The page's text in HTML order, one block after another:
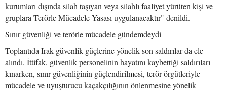
kurumları dışında silah taşıyan veya silahlı faaliyet yürüten kişi ve
gruplara Terörle Mücadele Yasası uygulanacaktır" denildi.
Sınır güvenliği ve terörle mücadele gündemdeydi
Toplantıda Irak güvenlik güçlerine yönelik son saldırılar da ele
alındı. İttifak, güvenlik personelinin hayatını kaybettiği saldırıları
kınarken, sınır güvenliğinin güçlendirilmesi, terör örgütleriyle
mücadele ve uyuşturucu kaçakçılığının önlenmesine yönelik